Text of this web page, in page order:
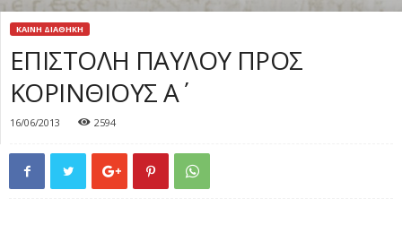
ΚΑΙΝΗ ΔΙΑΘΗΚΗ
ΕΠΙΣΤΟΛΗ ΠΑΥΛΟΥ ΠΡΟΣ
ΚΟΡΙΝΘΙΟΥΣ Α΄
16/06/2013 2594